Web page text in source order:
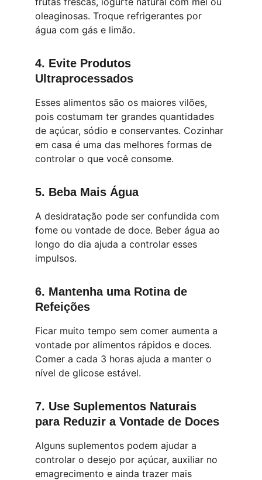
oleaginosas. Troque refrigerantes por
água com gás e limão.
4. Evite Produtos
Ultraprocessados
Esses alimentos são os maiores vilões,
pois costumam ter grandes quantidades
de açúcar, sódio e conservantes. Cozinhar
em casa é uma das melhores formas de
controlar o que você consome.
5. Beba Mais Água
A desidratação pode ser confundida com
fome ou vontade de doce. Beber água ao
longo do dia ajuda a controlar esses
impulsos.
6. Mantenha uma Rotina de
Refeições
Ficar muito tempo sem comer aumenta a
vontade por alimentos rápidos e doces.
Comer a cada 3 horas ajuda a manter o
nível de glicose estável.
7. Use Suplementos Naturais
para Reduzir a Vontade de Doces
Alguns suplementos podem ajudar a
controlar o desejo por açúcar, auxiliar no
emagrecimento e ainda trazer mais